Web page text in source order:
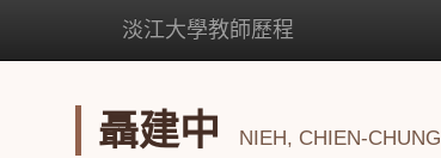
淡江大學教師歷程
聶建中 NIEH, CHIEN-CHUNG